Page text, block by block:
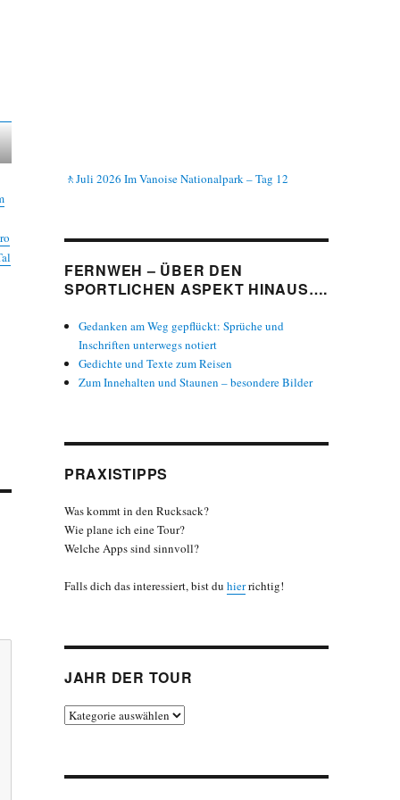
🚶Juli 2026 Im Vanoise Nationalpark – Tag 12
FERNWEH – ÜBER DEN
SPORTLICHEN ASPEKT HINAUS….
Gedanken am Weg gepflückt: Sprüche und
Inschriften unterwegs notiert
Gedichte und Texte zum Reisen
Zum Innehalten und Staunen – besondere Bilder
PRAXISTIPPS
Was kommt in den Rucksack?
Wie plane ich eine Tour?
Welche Apps sind sinnvoll?
Falls dich das interessiert, bist du hierrichtig!
JAHR DER TOUR
Jahr